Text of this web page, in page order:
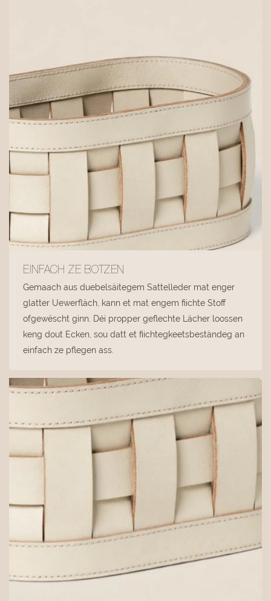
EINFACH ZE BOTZEN
Gemaach aus duebelsäitegem Sattelleder mat enger
glatter Uewerfläch, kann et mat engem fiichte Stoff
ofgewëscht ginn. Déi propper geflechte Lächer loossen
keng dout Ecken, sou datt et fiichtegkeetsbeständeg an
einfach ze pflegen ass.